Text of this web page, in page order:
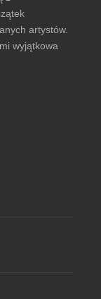
artystów.
wyjątkowa